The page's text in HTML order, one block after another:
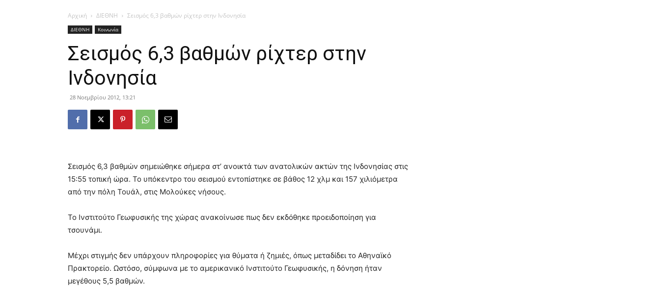
Αρχική ΔΙΕΘΝΗ Σεισμός 6,3 βαθμών ρίχτερ στην Ινδονησία
ΔΙΕΘΝΗ Κοινωνία
Σεισμός 6,3 βαθμών ρίχτερ στην
Ινδονησία
28 Νοεμβρίου 2012, 13:21
Σεισμός 6,3 βαθμών σημειώθηκε σήμερα στ’ ανοικτά των ανατολικών ακτών της Ινδονησίας στις
15:55 τοπική ώρα. Το υπόκεντρο του σεισμού εντοπίστηκε σε βάθος 12 χλμ και 157 χιλιόμετρα
από την πόλη Τουάλ, στις Μολούκες νήσους.
Το Ινστιτούτο Γεωφυσικής της χώρας ανακοίνωσε πως δεν εκδόθηκε προειδοποίηση για
τσουνάμι.
Μέχρι στιγμής δεν υπάρχουν πληροφορίες για θύματα ή ζημιές, όπως μεταδίδει το Αθηναϊκό
Πρακτορείο. Ωστόσο, σύμφωνα με το αμερικανικό Ινστιτούτο Γεωφυσικής, η δόνηση ήταν
μεγέθους 5,5 βαθμών.